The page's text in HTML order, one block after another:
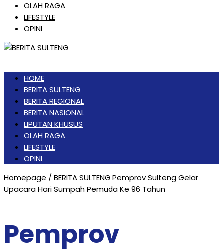
OLAH RAGA
LIFESTYLE
OPINI
HOME
BERITA SULTENG
BERITA REGIONAL
BERITA NASIONAL
LIPUTAN KHUSUS
OLAH RAGA
LIFESTYLE
OPINI
Homepage / BERITA SULTENG Pemprov Sulteng Gelar
Upacara Hari Sumpah Pemuda Ke 96 Tahun
Pemprov